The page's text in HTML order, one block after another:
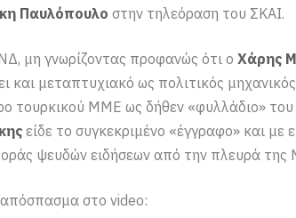
Παυλόπουλο στην τηλεόραση του ΣΚΑΙ.
μη γνωρίζοντας προφανώς ότι ο Χάρης
και μεταπτυχιακό ως πολιτικός
τουρκικού ΜΜΕ ως δήθεν «φυλλάδιο»
είδε το συγκεκριμένο «έγγραφο» και με
ψευδών ειδήσεων από την πλευρά της
απόσπασμα στο video: